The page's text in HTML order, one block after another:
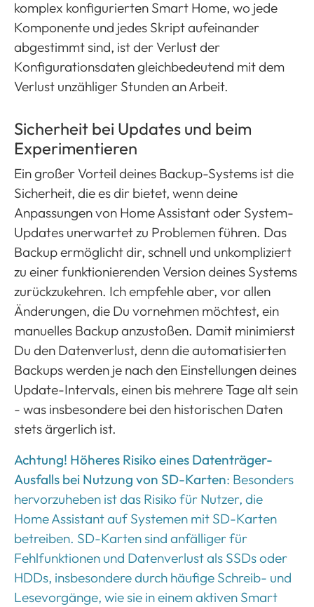
komplex konfigurierten Smart Home, wo jede
Komponente und jedes Skript aufeinander
abgestimmt sind, ist der Verlust der
Konfigurationsdaten gleichbedeutend mit dem
Verlust unzähliger Stunden an Arbeit.
Sicherheit bei Updates und beim
Experimentieren
Ein großer Vorteil deines Backup-Systems ist die
Sicherheit, die es dir bietet, wenn deine
Anpassungen von Home Assistant oder System-
Updates unerwartet zu Problemen führen. Das
Backup ermöglicht dir, schnell und unkompliziert
zu einer funktionierenden Version deines Systems
zurückzukehren. Ich empfehle aber, vor allen
Änderungen, die Du vornehmen möchtest, ein
manuelles Backup anzustoßen. Damit minimierst
Du den Datenverlust, denn die automatisierten
Backups werden je nach den Einstellungen deines
Update-Intervals, einen bis mehrere Tage alt sein
- was insbesondere bei den historischen Daten
stets ärgerlich ist.
Achtung! Höheres Risiko eines Datenträger-
Ausfalls bei Nutzung von SD-Karten: Besonders
hervorzuheben ist das Risiko für Nutzer, die
Home Assistant auf Systemen mit SD-Karten
betreiben. SD-Karten sind anfälliger für
Fehlfunktionen und Datenverlust als SSDs oder
HDDs, insbesondere durch häufige Schreib- und
Lesevorgänge, wie sie in einem aktiven Smart